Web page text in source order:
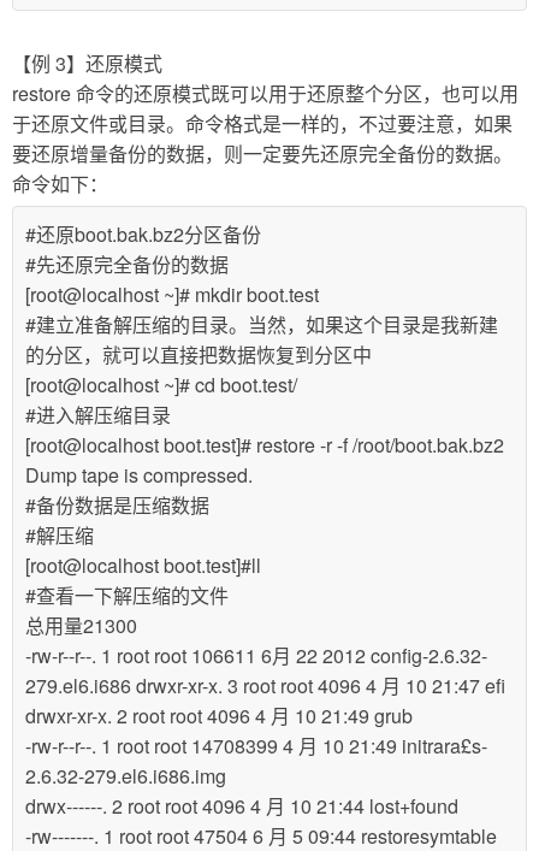
【例 3】还原模式
restore 命令的还原模式既可以用于还原整个分区，也可以用
于还原文件或目录。命令格式是一样的，不过要注意，如果
要还原增量备份的数据，则一定要先还原完全备份的数据。
命令如下：
#还原boot.bak.bz2分区备份
#先还原完全备份的数据
[root@localhost ~]# mkdir boot.test
#建立准备解压缩的目录。当然，如果这个目录是我新建
的分区，就可以直接把数据恢复到分区中
[root@localhost ~]# cd boot.test/
#进入解压缩目录
[root@localhost boot.test]# restore -r -f /root/boot.bak.bz2
Dump tape is compressed.
#备份数据是压缩数据
#解压缩
[root@localhost boot.test]#ll
#查看一下解压缩的文件
总用量21300
-rw-r--r--. 1 root root 106611 6月 22 2012 config-2.6.32-
279.el6.i686 drwxr-xr-x. 3 root root 4096 4 月 10 21:47 efi
drwxr-xr-x. 2 root root 4096 4 月 10 21:49 grub
-rw-r--r--. 1 root root 14708399 4 月 10 21:49 initrara£s-
2.6.32-279.el6.i686.img
drwx------. 2 root root 4096 4 月 10 21:44 lost+found
-rw-------. 1 root root 47504 6 月 5 09:44 restoresymtable